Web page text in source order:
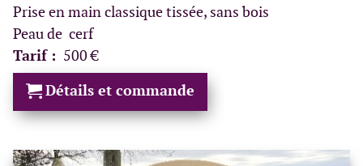
Prise en main classique tissée, sans bois
Peau de cerf
Tarif : 500 €
Détails et commande